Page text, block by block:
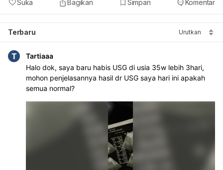
Suka Bagikan Simpan Komentar
Terbaru Urutkan
T
Tartiaaa
Halo dok, saya baru habis USG di usia 35w lebih 3hari,
mohon penjelasannya hasil dr USG saya hari ini apakah
semua normal?